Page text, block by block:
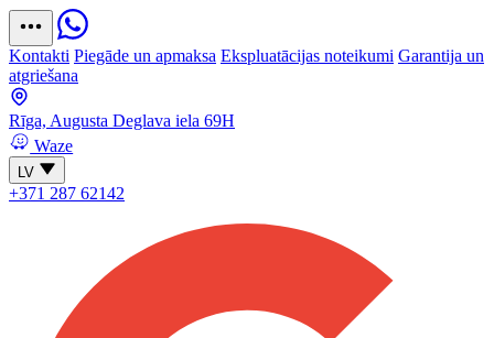
Kontakti Piegāde un apmaksa Ekspluatācijas noteikumi Garantija un
atgriešana
Rīga, Augusta Deglava iela 69H
Waze
LV
+371 287 62142